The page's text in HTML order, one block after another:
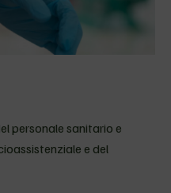
personale sanitario e
e del